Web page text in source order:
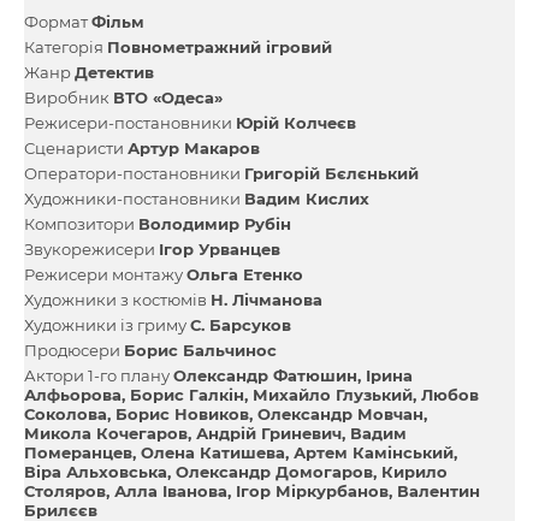
ФорматФільм
Категорія Повнометражний ігровий
ЖанрДетектив
Виробник ВТО «Одеса»
Режисери-постановники Юрій Колчеєв
Сценаристи Артур Макаров
Оператори-постановники Григорій Бєлєнький
Художники-постановники Вадим Кислих
Композитори Володимир Рубін
Звукорежисери Ігор Урванцев
Режисери монтажуОльга Етенко
Художники з костюмів Н. Лічманова
Художники із гримуС. Барсуков
Продюсери Борис Бальчинос
Актори 1-го плануОлександр Фатюшин Ірина
Алфьорова Борис Галкін Михайло Глузький Любов
Соколова Борис Новиков Олександр Мовчан
Микола Кочегаров Андрій Гриневич Вадим
Померанцев Олена Катишева Артем Камінський
Віра Альховська Олександр Домогаров Кирило
Столяров Алла Іванова Ігор Міркурбанов Валентин
Брилєєв